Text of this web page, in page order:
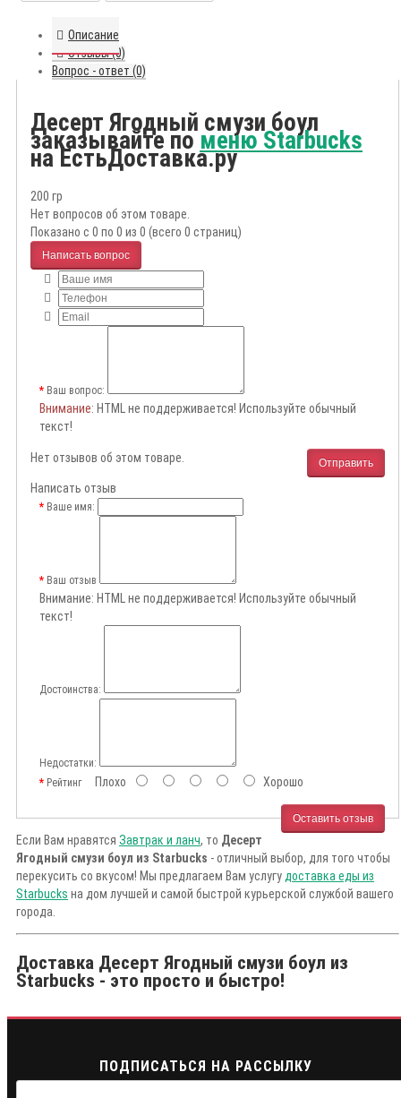
Описание
Отзывы (0)
Вопрос - ответ (0)
Десерт Ягодный смузи боул
заказывайте поменю Starbucks
на ЕстьДоставка.ру
200 гр
Нет вопросов об этом товаре.
Показано с 0 по 0 из 0 (всего 0 страниц)
Написать вопрос
Ваш вопрос:
Внимание: HTML не поддерживается! Используйте обычный
текст!
Отправить
Нет отзывов об этом товаре.
Написать отзыв
Ваше имя:
Ваш отзыв
Внимание: HTML не поддерживается! Используйте обычный
текст!
Достоинства:
Недостатки:
РейтингПлохо Хорошо
Оставить отзыв
Если Вам нравятся Завтрак и ланч, то Десерт
Ягодный смузи боул из Starbucks - отличный выбор, для того чтобы
перекусить со вкусом! Мы предлагаем Вам услугу доставка еды из
Starbucks на дом лучшей и самой быстрой курьерской службой вашего
города.
Доставка Десерт Ягодный смузи боул из
Starbucks - это просто и быстро!
ПОДПИСАТЬСЯ НА РАССЫЛКУ